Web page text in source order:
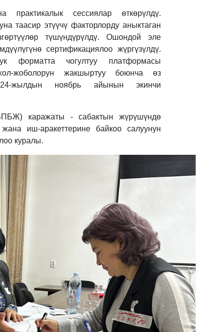
практикалык сессиялар өткөрүлдү.
таасир этүүчү факторлорду аныктаган
түшүндүрүлдү. Ошондой эле
сертификациялоо жүргүзүлдү.
форматта чогултуу платформасы
жоболорун жакшыртуу боюнча өз
жылдын ноябрь айынын экинчи
каражаты - сабактын жүрүшүндө
иш-аракеттерине байкоо салуунун
куралы.